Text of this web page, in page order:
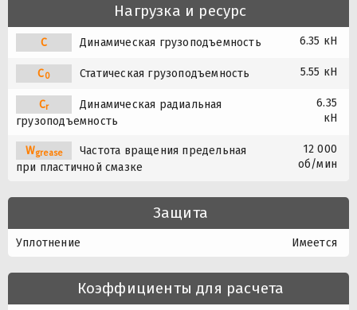
Нагрузка и ресурс
C Динамическая грузоподъемность 6.35 кН
C0 Статическая грузоподъемность 5.55 кН
Cr
Динамическая радиальная
грузоподъемность
6.35
кН
Wgrease
Частота вращения предельная
при пластичной смазке
12 000
об/мин
Защита
Уплотнение Имеется
Коэффициенты для расчета